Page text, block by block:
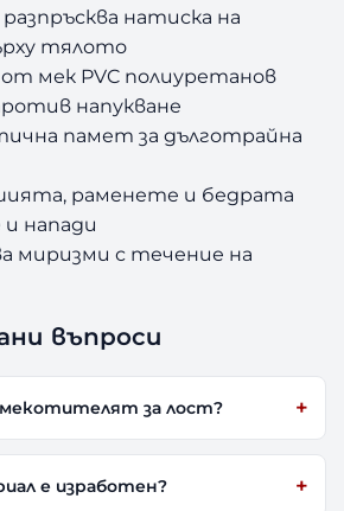
натиска на
тялото
мек PVC полиуретанов
напукване
памет за дълготрайна
раменете и бедрата
и напади
миризми с течение на
въпроси
за лост?
е изработен?